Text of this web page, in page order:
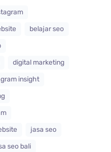
belajar seo
digital marketing
insight
jasa seo
seo bali